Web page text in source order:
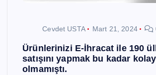
Cevdet USTA Mart 21, 2024
Ürünlerinizi E-İhracat ile 190
satışını yapmak bu kadar kolay
olmamıştı.